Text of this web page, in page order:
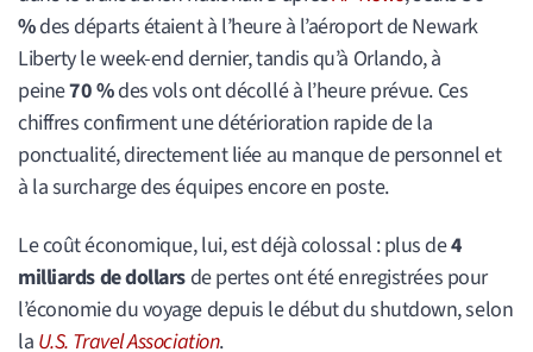
%des départs étaient à l’heure à l’aéroport de Newark
Liberty le week-end dernier, tandis qu’à Orlando, à
peine70 %des vols ont décollé à l’heure prévue. Ces
chiffres confirment une détérioration rapide de la
ponctualité, directement liée au manque de personnel et
à la surcharge des équipes encore en poste.
Le coût économique, lui, est déjà colossal : plus de4
milliards de dollars de pertes ont été enregistrées pour
l’économie du voyage depuis le début du shutdown, selon
la U.S. Travel Association.